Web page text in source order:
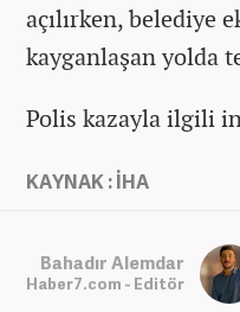
açılırken, belediye
kayganlaşan yolda
Polis kazayla ilgili
KAYNAK : İHA
Bahadır Alemdar
Haber7.com - Editör